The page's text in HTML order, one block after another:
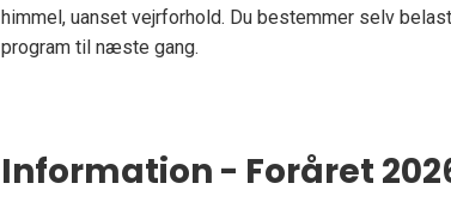
himmel, uanset vejrforhold. Du bestemmer selv
program til næste gang.
Information - Foråret